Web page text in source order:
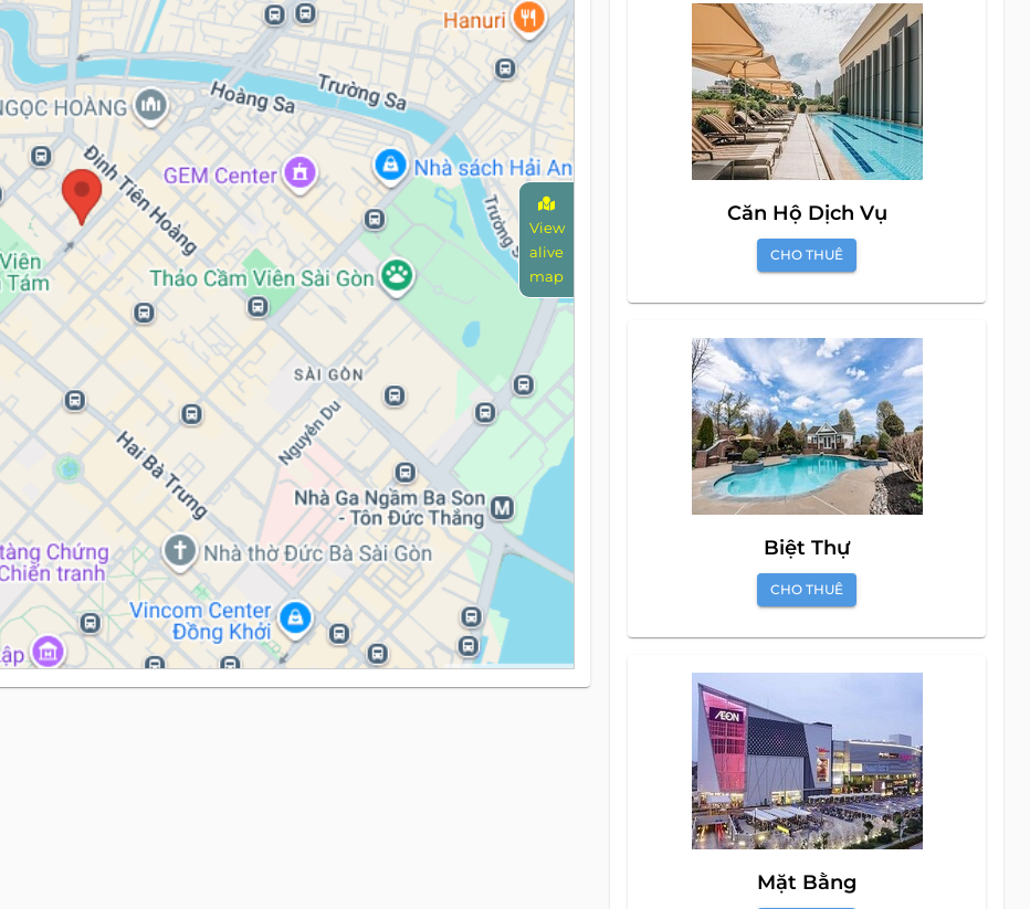
View
alive
map
Căn Hộ Dịch Vụ
CHO THUÊ
Biệt Thự
CHO THUÊ
Mặt Bằng